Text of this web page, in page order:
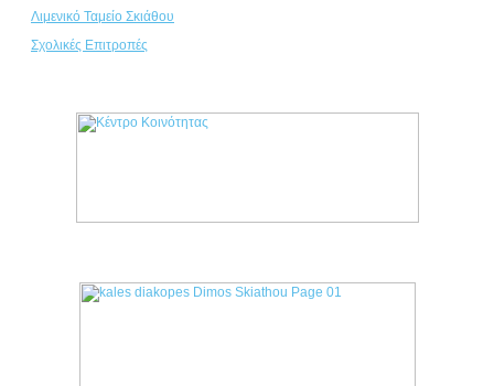
Λιμενικό Ταμείο Σκιάθου
Σχολικές Επιτροπές